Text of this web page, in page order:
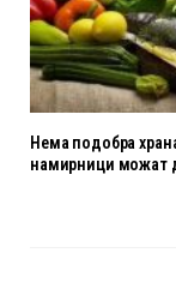
Нема подобра
намирници можат